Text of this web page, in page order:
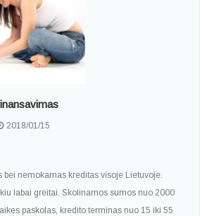
2018/01/15
bei nemokamas kreditas visoje Lietuvoje.
labai greitai. Skolinamos sumos nuo 2000
paskolas, kredito terminas nuo 15 iki 55